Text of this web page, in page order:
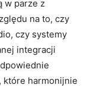
w parze z
na to, czy
czy systemy
integracji
które harmonijnie